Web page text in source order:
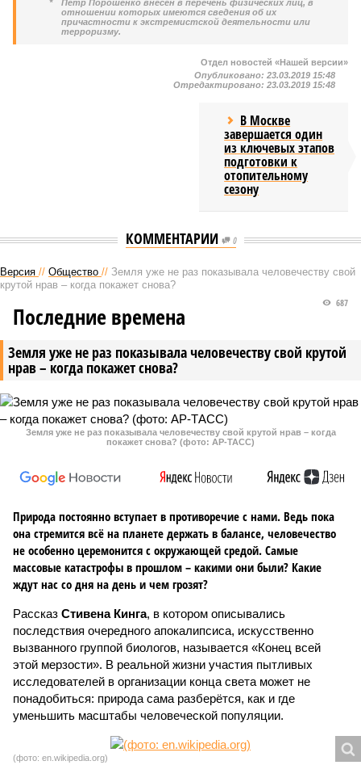
*
Петр Порошенко внесен в перечень физических лиц, в
отношении которых имеются сведения об их
причастности к экстремистской деятельности или
терроризму.
Отдел новостей «Нашей версии»
Опубликовано: 23.03.2019 15:48
Отредактировано: 23.03.2019 15:48
В Москве
завершается один
из ключевых этапов
подготовки к
отопительному
сезону
КОММЕНТАРИИ 0
Версия // Общество // Земля уже не раз показывала человечеству свой
крутой нрав – когда покажет снова?
Земля уже не раз показывала человечеству свой крутой
нрав – когда покажет снова?
687
Последние времена
Земля уже не раз показывала человечеству свой крутой нрав – когда
покажет снова? (фото: АР-ТАСС)
Природа постоянно вступает в противоречие с нами. Ведь пока
она стремится всё на планете держать в балансе, человечество
не особенно церемонится с окружающей средой. Самые
массовые катастрофы в прошлом – какими они были? Какие
ждут нас со дня на день и чем грозят?
Рассказ Стивена Кинга, в котором описывались
последствия очередного апокалипсиса, искусственно
вызванного группой биологов, называется «Конец всей
этой мерзости». В реальной жизни участия пытливых
исследователей в организации конца света может не
понадобиться: природа сама разберётся, как и где
уменьшить масштабы человеческой популяции.
(фото: en.wikipedia.org)